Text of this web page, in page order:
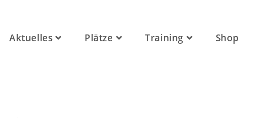
Aktuelles Plätze Training Shop